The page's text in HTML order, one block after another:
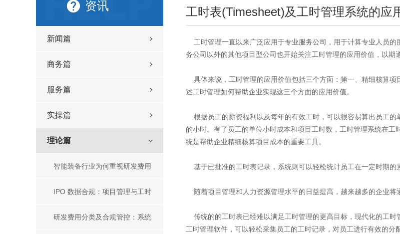
资讯
新闻篇
商务篇
服务篇
实操篇
理论篇
智能装备行业为何重视研发费用
管理？主流研发费用管理工具盘
点
IPO 数据合规：项目管理与工时
管理核心方法、主流工具及一体
研发费用分类及合规管控：系统
工时表(Timesheet)及工时管理系统的应
工时管理一直以来广泛应用于专业服务公司，用于计算专业人员
务公司以外的其他项目型公司也开始关注工时管理的应用价值，以期
具体来说，工时管理的应用价值包括三个方面：第一、精细核算
述工时管理如何帮助企业实现这三个方面的应用价值。
根据员工的薪资福利以及每年的有效工时，可以很容易算出员工
的小时。有了员工的单位小时成本和项目工时数，工时管理系统在
统是帮助企业精细核算项目成本的重要工具。
基于已批准的工时表记录，系统则可以轻松统计员工在一定时期的
随着项目管理和人力资源管理水平的日益提高，越来越多的企业将
传统的的工时表已经难以满足工时管理的更高目标，现代化的工
工时管理软件，可以轻松采集员工的工时记录，对员工进行有效的分